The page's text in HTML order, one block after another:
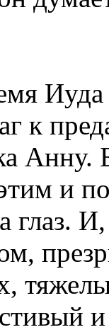
к
Анну.
и
глаз.